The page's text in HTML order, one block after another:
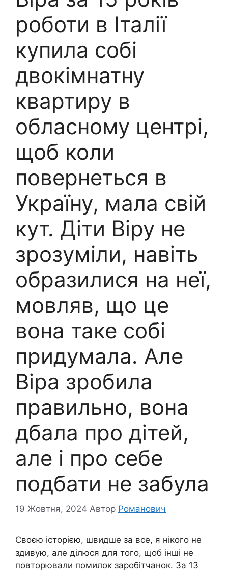
роботи в Італії
купила собі
двокімнатну
квартиру в
обласному центрі,
щоб коли
повернеться в
Україну, мала свій
кут. Діти Віру не
зрозуміли, навіть
образилися на неї,
мовляв, що це
вона таке собі
придумала. Але
Віра зробила
правильно, вона
дбала про дітей,
але і про себе
подбати не забула
19 Жовтня, 2024 Автор Романович
Своєю історією, швидше за все, я нікого не
здивую, але ділюся для того, щоб інші не
повторювали помилок заробітчанок. За 13